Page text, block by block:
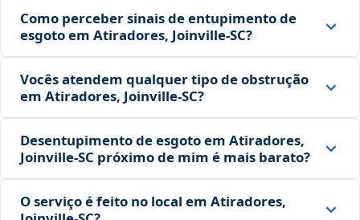
Como perceber sinais de entupimento de
esgoto em Atiradores, Joinville‑SC?
Vocês atendem qualquer tipo de obstrução
em Atiradores, Joinville‑SC?
Desentupimento de esgoto em Atiradores,
Joinville‑SC próximo de mim é mais barato?
O serviço é feito no local em Atiradores,